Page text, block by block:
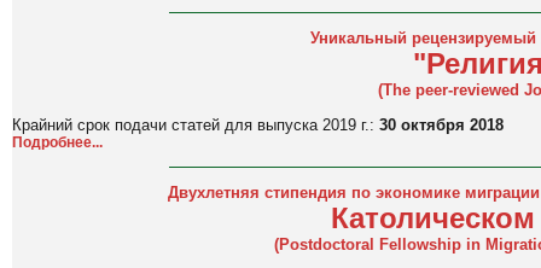
Уникальный рецензируемый
(The peer-reviewed
Крайний срок подачи статей для выпуска 2019 г.: 30 октября 2018
Подробнее...
Двухлетняя стипендия по экономике
(Postdoctoral Fellowship in